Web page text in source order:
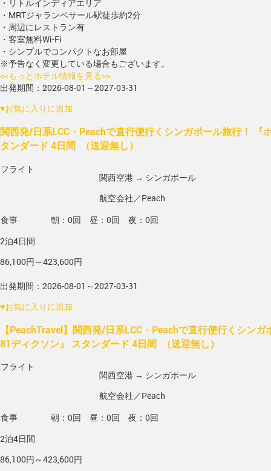
・リトルインディアエリア
・MRTジャランベサール駅徒歩約2分
・周辺にレストラン有
・客室無料Wi-Fi
・シンプルでコンパクトなお部屋
※予告なく変更している場合もございます。
<<もっとホテル情報を見る>>
出発期間：2026-08-01～2027-03-31
♥お気に入りに追加
関西発/日系LCC・Peachで直行便行くシンガポール旅行！ 『
タンダード 4日間 （送迎無し）
フライト
関西空港 → シンガポール
航空会社／Peach
食事
朝：0回 昼：0回 夜：0回
2泊4日間
86,100円～423,600円
出発期間：2026-08-01～2027-03-31
♥お気に入りに追加
【PeachTravel】関西発/日系LCC・Peachで直行便行くシン
81ディクソン』 スタンダード 4日間 （送迎無し）
フライト
関西空港 → シンガポール
航空会社／Peach
食事
朝：0回 昼：0回 夜：0回
2泊4日間
86,100円～423,600円